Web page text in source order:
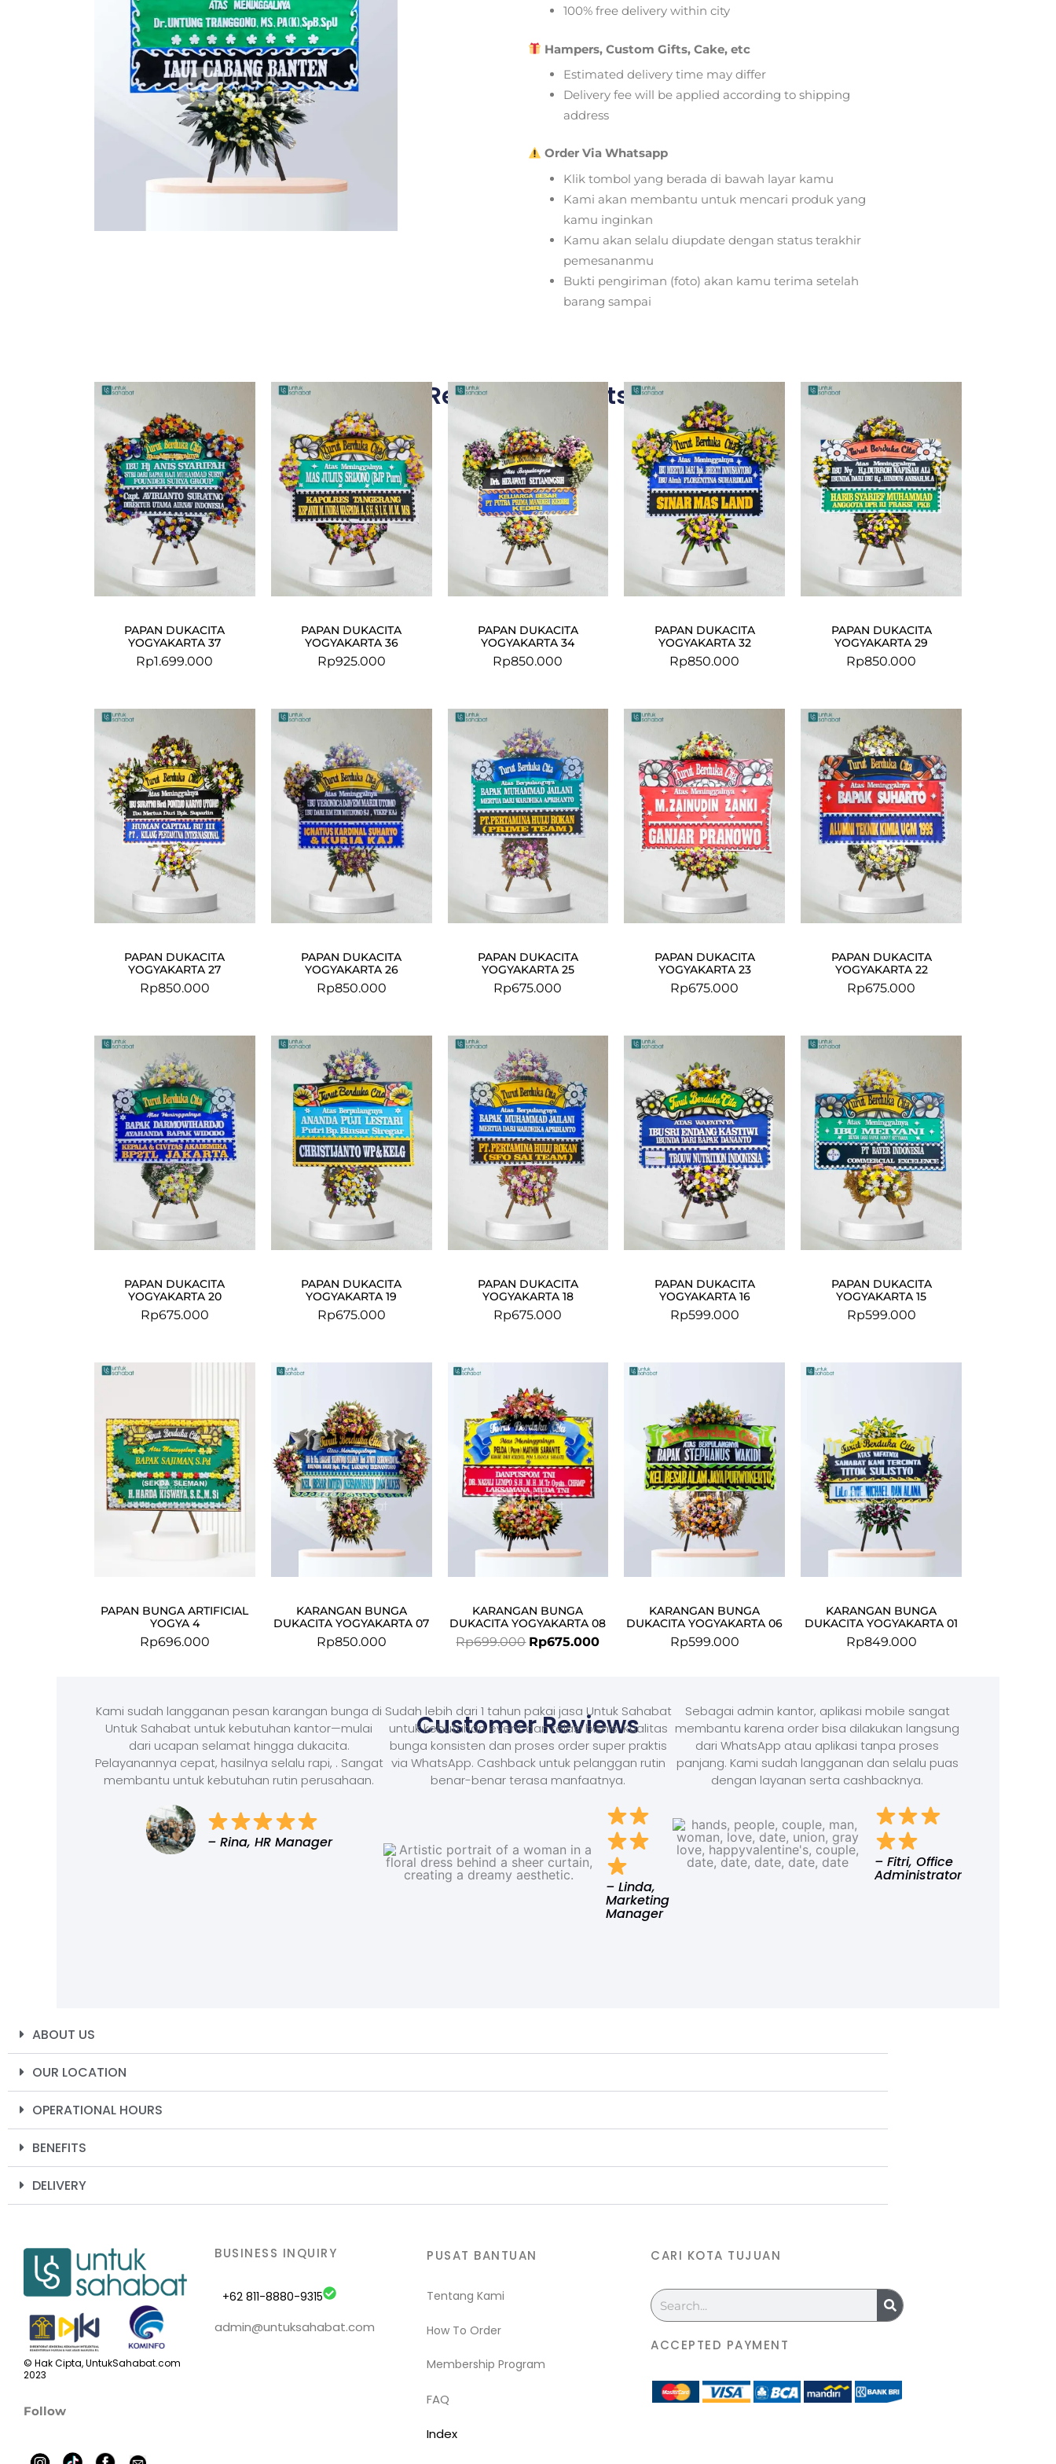
100% free delivery within city
Hampers, Custom Gifts, Cake, etc
Estimated delivery time may differ
Delivery fee will be applied according to shipping
address
Order Via Whatsapp
Klik tombol yang berada di bawah layar kamu
Kami akan membantu untuk mencari produk yang
kamu inginkan
Kamu akan selalu diupdate dengan status terakhir
pemesananmu
Bukti pengiriman (foto) akan kamu terima setelah
barang sampai
Related Products
PAPAN DUKACITA
YOGYAKARTA 37
Rp1.699.000
PAPAN DUKACITA
YOGYAKARTA 36
Rp925.000
PAPAN DUKACITA
YOGYAKARTA 34
Rp850.000
PAPAN DUKACITA
YOGYAKARTA 32
Rp850.000
PAPAN DUKACITA
YOGYAKARTA 29
Rp850.000
PAPAN DUKACITA
YOGYAKARTA 27
Rp850.000
PAPAN DUKACITA
YOGYAKARTA 26
Rp850.000
PAPAN DUKACITA
YOGYAKARTA 25
Rp675.000
PAPAN DUKACITA
YOGYAKARTA 23
Rp675.000
PAPAN DUKACITA
YOGYAKARTA 22
Rp675.000
PAPAN DUKACITA
YOGYAKARTA 20
Rp675.000
PAPAN DUKACITA
YOGYAKARTA 19
Rp675.000
PAPAN DUKACITA
YOGYAKARTA 18
Rp675.000
PAPAN DUKACITA
YOGYAKARTA 16
Rp599.000
PAPAN DUKACITA
YOGYAKARTA 15
Rp599.000
PAPAN BUNGA ARTIFICIAL
YOGYA 4
Rp696.000
KARANGAN BUNGA
DUKACITA YOGYAKARTA 07
Rp850.000
KARANGAN BUNGA
DUKACITA YOGYAKARTA 08
Rp699.000
price
was:
Rp699.000.
Rp675.000
Current
Rp675.000.
KARANGAN BUNGA
DUKACITA YOGYAKARTA 06
Rp599.000
KARANGAN BUNGA
DUKACITA YOGYAKARTA 01
Rp849.000
Customer Reviews
Kami sudah langganan pesan karangan bunga di
Untuk Sahabat untuk kebutuhan kantor—mulai
dari ucapan selamat hingga dukacita.
Pelayanannya cepat, hasilnya selalu rapi, . Sangat
membantu untuk kebutuhan rutin perusahaan.
– Rina, HR Manager
Sudah lebih dari 1 tahun pakai jasa Untuk Sahabat
untuk kebutuhan event dan relasi bisnis. Kualitas
bunga konsisten dan proses order super praktis
via WhatsApp. Cashback untuk pelanggan rutin
benar-benar terasa manfaatnya.
– Linda,
Marketing
Manager
Sebagai admin kantor, aplikasi mobile sangat
membantu karena order bisa dilakukan langsung
dari WhatsApp atau aplikasi tanpa proses
panjang. Kami sudah langganan dan selalu puas
dengan layanan serta cashbacknya.
– Fitri, Office
Administrator
ABOUT US
OUR LOCATION
OPERATIONAL HOURS
BENEFITS
DELIVERY
© Hak Cipta, UntukSahabat.com
2023
Follow
BUSINESS INQUIRY
+62 811-8880-9315
admin@untuksahabat.com
PUSAT BANTUAN
Tentang Kami
How To Order
Membership Program
FAQ
Index
CARI KOTA TUJUAN
Search
ACCEPTED PAYMENT